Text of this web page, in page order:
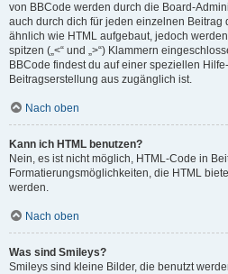
von BBCode werden durch die Board-
auch durch dich für jeden einzelnen Beitrag
ähnlich wie HTML aufgebaut, jedoch werden
spitzen („<“ und „>“) Klammern
BBCode findest du auf einer speziellen
Beitragserstellung aus zugänglich ist.
Nach oben
Kann ich HTML benutzen?
Nein, es ist nicht möglich, HTML-Code in
Formatierungsmöglichkeiten, die HTML
werden.
Nach oben
Was sind Smileys?
Smileys sind kleine Bilder, die benutzt